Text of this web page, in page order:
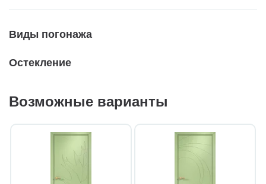
Виды погонажа
Остекление
Возможные варианты